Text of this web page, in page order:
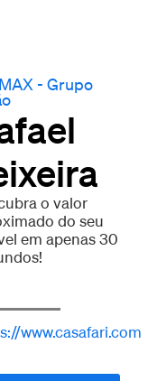
- Grupo
o valor
do seu
em apenas 30
www.casafari.com